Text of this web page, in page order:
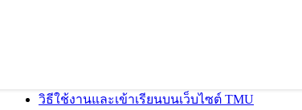
วิธีใช้งานและเข้าเรียนบนเว็บไซต์ TMU